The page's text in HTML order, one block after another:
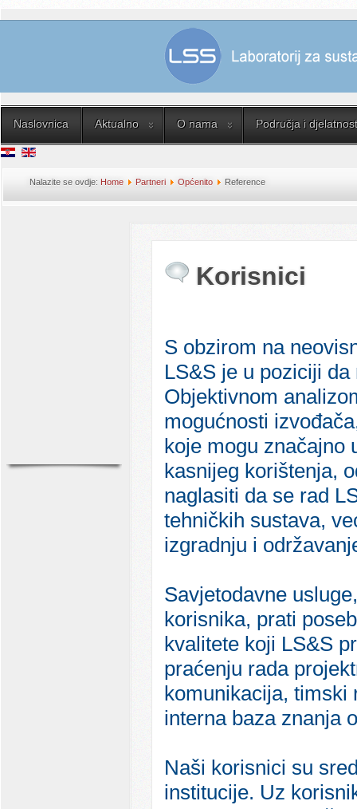
Naslovnica Aktualno O nama Područja i
Nalazite se ovdje: Home Partneri Općenito Reference
Korisnici
S obzirom na
LS&S je u poziciji
Objektivnom
mogućnosti
koje mogu značajno
kasnijeg korištenja,
naglasiti da se rad
tehničkih sustava,
izgradnju i
Savjetodavne
korisnika, prati
kvalitete koji LS&S
praćenju rada
komunikacija, timski
interna baza znanja
Naši korisnici su
institucije. Uz